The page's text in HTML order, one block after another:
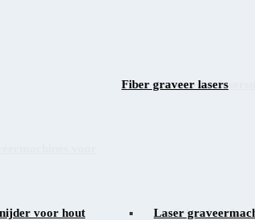
Automotive
Profiel en buis
voor hout
Fiber graveer lasers
Laser